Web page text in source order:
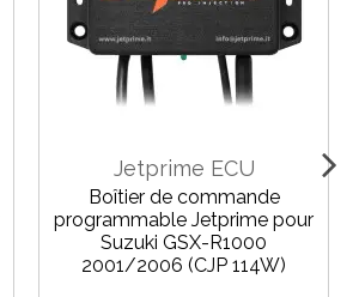
Jetprime ECU
Boîtier de commande
programmable Jetprime pour
Suzuki GSX-R1000
2001/2006 (CJP 114W)